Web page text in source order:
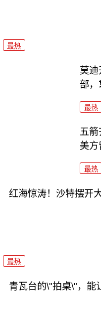
最热
莫
部，
最热
五箭
美方
最热
红海惊涛！沙特摆开
最热
青瓦台的\"拍桌\"，能